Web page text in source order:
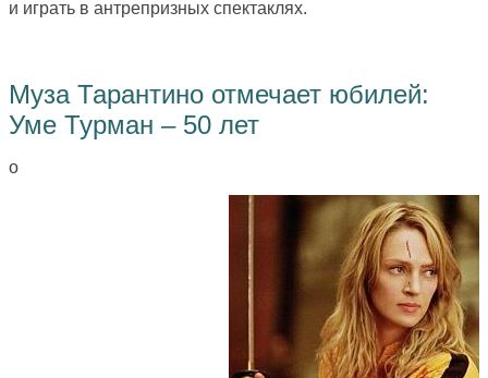
и играть в антрепризных спектаклях.
Муза Тарантино отмечает юбилей:
Уме Турман – 50 лет
о